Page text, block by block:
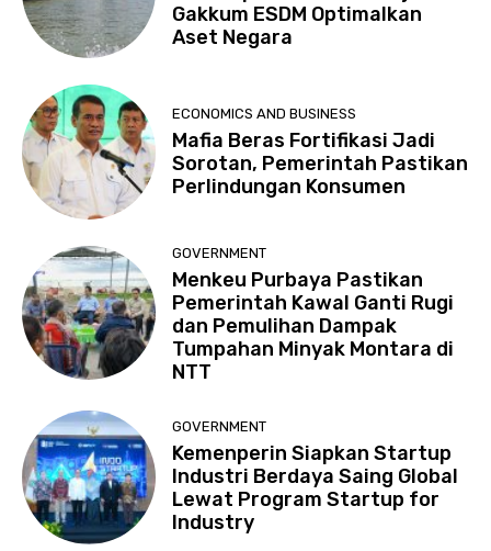
Gakkum ESDM Optimalkan
Aset Negara
ECONOMICS AND BUSINESS
Mafia Beras Fortifikasi Jadi
Sorotan, Pemerintah Pastikan
Perlindungan Konsumen
GOVERNMENT
Menkeu Purbaya Pastikan
Pemerintah Kawal Ganti Rugi
dan Pemulihan Dampak
Tumpahan Minyak Montara di
NTT
GOVERNMENT
Kemenperin Siapkan Startup
Industri Berdaya Saing Global
Lewat Program Startup for
Industry